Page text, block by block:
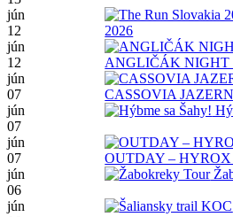
jún
12
2026
jún
12
ANGLIČÁK NIGHT
jún
07
CASSOVIA
jún
07
jún
07
OUTDAY –
jún
06
jún